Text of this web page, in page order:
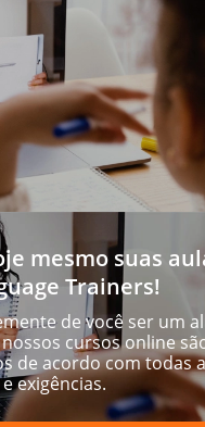
mesmo suas
Trainers!
de você ser um
cursos online
de acordo com todas
exigências.